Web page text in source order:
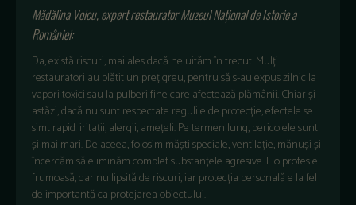
Mădălina Voicu, expert restaurator Muzeul Național de Istorie a
României:
Da, există riscuri, mai ales dacă ne uităm în trecut. Mulți
restauratori au plătit un preț greu, pentru să s-au expus zilnic la
vapori toxici sau la pulberi fine care afectează plămânii. Chiar și
astăzi, dacă nu sunt respectate regulile de protecție, efectele se
simt rapid: iritații, alergii, amețeli. Pe termen lung, pericolele sunt
și mai mari. De aceea, folosim măști speciale, ventilație, mănuși și
încercăm să eliminăm complet substanțele agresive. E o profesie
frumoasă, dar nu lipsită de riscuri, iar protecția personală e la fel
de importantă ca protejarea obiectului.